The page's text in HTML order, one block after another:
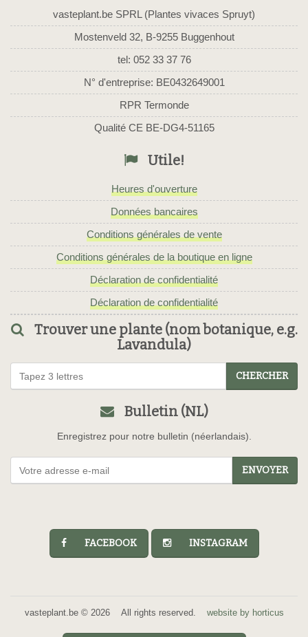
vasteplant.be SPRL (Plantes vivaces Spruyt)
Mostenveld 32, B-9255 Buggenhout
tel: 052 33 37 76
N° d'entreprise: BE0432649001
RPR Termonde
Qualité CE BE-DG4-51165
Utile!
Heures d'ouverture
Données bancaires
Conditions générales de vente
Conditions générales de la boutique en ligne
Déclaration de confidentialité
Déclaration de confidentialité
Trouver une plante (nom botanique, e.g.
Lavandula)
CHERCHER
Bulletin (NL)
Enregistrez pour notre bulletin (néerlandais).
ENVOYER
FACEBOOK INSTAGRAM
vasteplant.be © 2026 All rights reserved. website by horticus